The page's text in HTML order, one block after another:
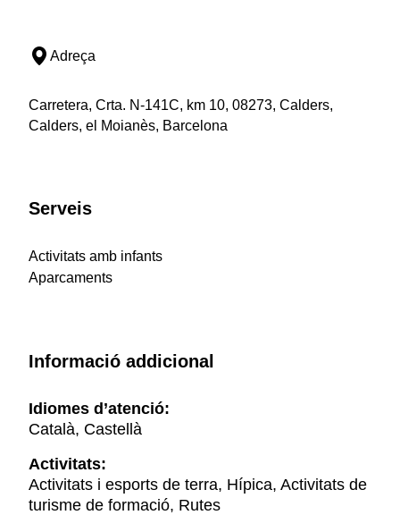
Adreça
Carretera, Crta. N-141C, km 10, 08273, Calders,
Calders, el Moianès, Barcelona
Serveis
Activitats amb infants
Aparcaments
Informació addicional
Idiomes d’atenció:
Català, Castellà
Activitats:
Activitats i esports de terra, Hípica, Activitats de
turisme de formació, Rutes